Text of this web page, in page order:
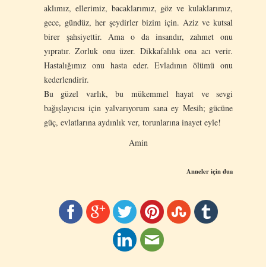
aklımız, ellerimiz, bacaklarımız, göz ve kulaklarımız,
gece, gündüz, her şeydirler bizim için. Aziz ve kutsal
birer şahsiyettir. Ama o da insandır, zahmet onu
yıpratır. Zorluk onu üzer. Dikkafalılık ona acı verir.
Hastalığımız onu hasta eder. Evladının ölümü onu
kederlendirir.
Bu güzel varlık, bu mükemmel hayat ve sevgi
bağışlayıcısı için yalvarıyorum sana ey Mesih; gücüne
güç, evlatlarına aydınlık ver, torunlarına inayet eyle!
Amin
Anneler için dua